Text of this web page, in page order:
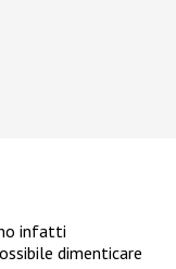
infatti
dimenticare